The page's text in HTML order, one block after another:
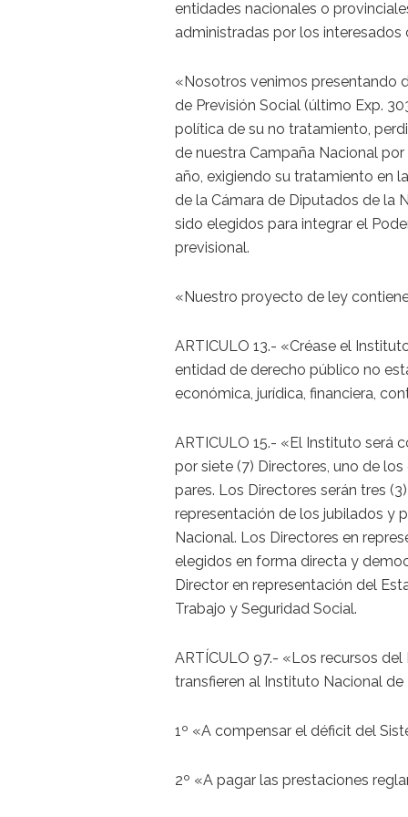
entidades nacionales o
administradas por los
«Nosotros venimos presentando
de Previsión Social (último Exp.
política de su no tratamiento,
de nuestra Campaña Nacional
año, exigiendo su tratamiento en
de la Cámara de Diputados de la
sido elegidos para integrar el
previsional.
«Nuestro proyecto de ley
ARTICULO 13.- «Créase el
entidad de derecho público no
económica, jurídica, financiera,
ARTICULO 15.- «El Instituto será
por siete (7) Directores, uno de
pares. Los Directores serán tres
representación de los jubilados y
Nacional. Los Directores en
elegidos en forma directa y
Director en representación del
Trabajo y Seguridad Social.
ARTÍCULO 97.- «Los recursos
transfieren al Instituto Nacional de
1º «A compensar el déficit del
2º «A pagar las prestaciones